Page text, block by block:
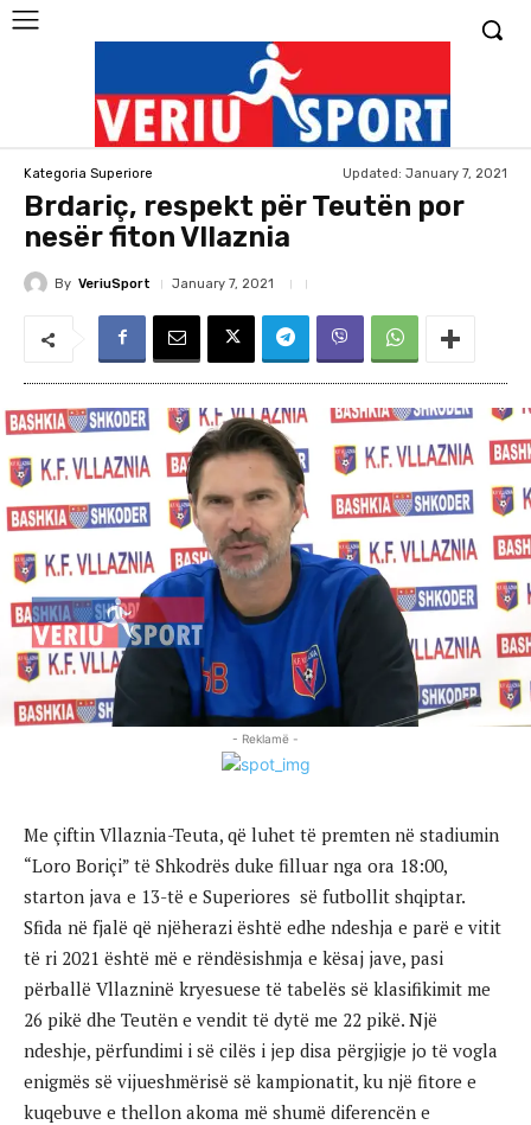
Kategoria Superiore Updated: January 7, 2021
Brdariç, respekt për Teutën por
nesër fiton Vllaznia
By VeriuSport January 7, 2021
- Reklamë -
Me çiftin Vllaznia-Teuta, që luhet të premten në stadiumin
“Loro Boriçi” të Shkodrës duke filluar nga ora 18:00,
starton java e 13-të e Superiores së futbollit shqiptar.
Sfida në fjalë që njëherazi është edhe ndeshja e parë e vitit
të ri 2021 është më e rëndësishmja e kësaj jave, pasi
përballë Vllazninë kryesuese të tabelës së klasifikimit me
26 pikë dhe Teutën e vendit të dytë me 22 pikë. Një
ndeshje, përfundimi i së cilës i jep disa përgjigje jo të vogla
enigmës së vijueshmërisë së kampionatit, ku një fitore e
kuqebuve e thellon akoma më shumë diferencën e